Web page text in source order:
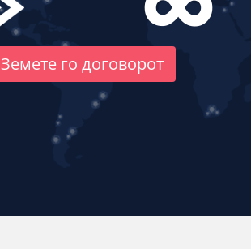
Земете го договорот